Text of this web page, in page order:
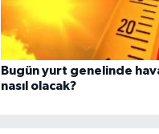
Bugün yurt genelinde
nasıl olacak?